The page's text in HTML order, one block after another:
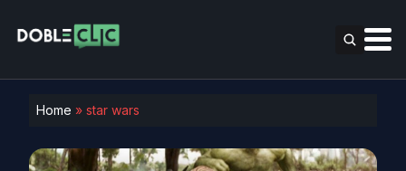
Home » star wars